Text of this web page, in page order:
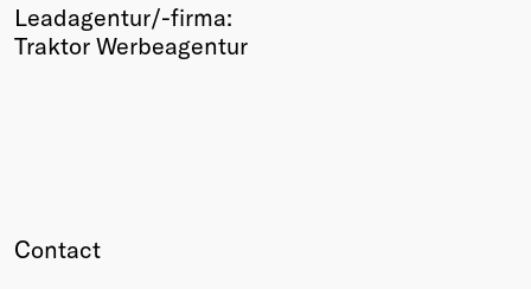
Leadagentur/-firma:
Traktor Werbeagentur
Contact